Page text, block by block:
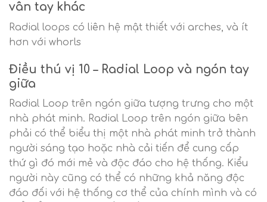
vân tay khác
Radial loops có liên hệ mật thiết với arches, và ít
hơn với whorls
Điều thú vị 10 – Radial Loop và ngón tay
giữa
Radial Loop trên ngón giữa tượng trưng cho một
nhà phát minh. Radial Loop trên ngón giữa bên
phải có thể biểu thị một nhà phát minh trở thành
người sáng tạo hoặc nhà cải tiến để cung cấp
thứ gì đó mới mẻ và độc đáo cho hệ thống. Kiểu
người này cũng có thể có những khả năng độc
đáo đối với hệ thống cơ thể của chính mình và có